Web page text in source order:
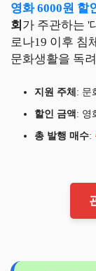
영화 6000원 할
회 가 주관하는 '
로나19 이후 침
문화생활을 독
지원 주체 : 문
할인 금액 : 영
총 발행 매수: